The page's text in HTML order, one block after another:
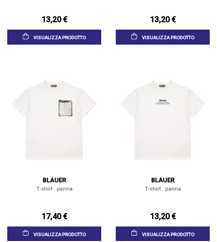
13,20 €
VISUALIZZA PRODOTTO
13,20 €
VISUALIZZA PRODOTTO
BLAUER
T-shirt . panna
17,40 €
VISUALIZZA PRODOTTO
BLAUER
T-shirt . panna
13,20 €
VISUALIZZA PRODOTTO